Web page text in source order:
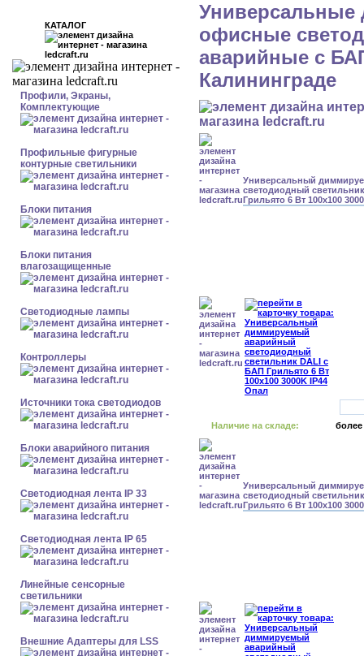
КАТАЛОГ
Профили, Экраны,
Комплектующие
Профильные фигурные
контурные светильники
Блоки питания
Блоки питания
влагозащищенные
Светодиодные лампы
Контроллеры
Источники тока светодиодов
Блоки аварийного питания
Светодиодная лента IP 33
Светодиодная лента IP 65
Линейные сенсорные
светильники
Внешние Адаптеры для LSS
офисные
аварийные с
Калининграде
Универсальный
светодиодный
Грильято 6 Вт 100x100
Наличие на складе: более
Универсальный
светодиодный
Грильято 6 Вт 100x100